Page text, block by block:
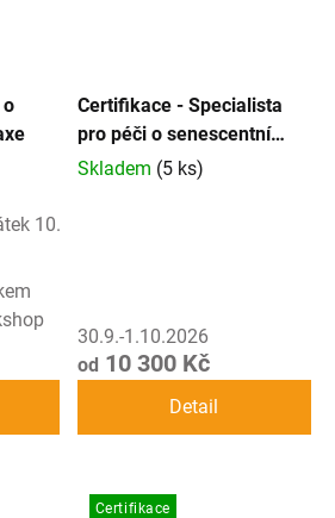
o
10.4.2026
Certifikace - Specialista
pro péči o senescentní
stromy - KONZULTANT
Skladem (5 ks)
30.9.-1.10.2026
od 10 300 Kč
Detail
Certifikace